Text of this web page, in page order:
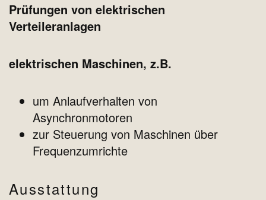
Prüfungen von elektrischen
Verteileranlagen
elektrischen Maschinen, z.B.
um Anlaufverhalten von
Asynchronmotoren
zur Steuerung von Maschinen über
Frequenzumrichte
Ausstattung